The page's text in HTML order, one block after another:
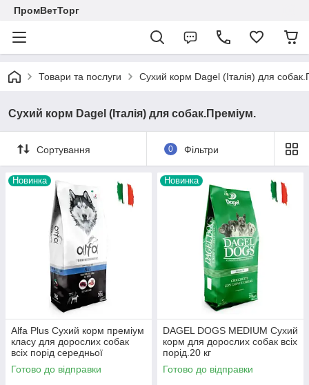
ПромВетТорг
Товари та послуги Сухий корм Dagel (Італія) для
Сухий корм Dagel (Італія) для собак.Преміум.
Сортування 0 Фільтри
Новинка
Alfa Plus Сухий корм преміум
класу для дорослих собак
всіх порід середньої
активності.20 кг
Готово до відправки
Новинка
DAGEL DOGS MEDIUM Сухий
корм для дорослих собак всіх
порід.20 кг
Готово до відправки